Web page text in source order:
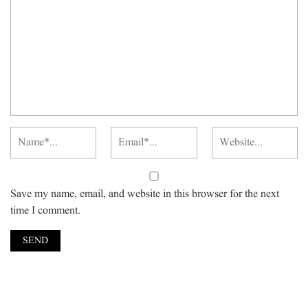
Save my name, email, and website in this browser for the next
time I comment.